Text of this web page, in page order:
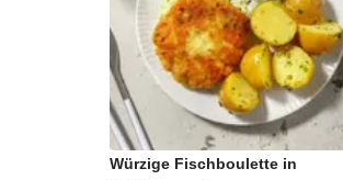
Würzige Fischboulette in